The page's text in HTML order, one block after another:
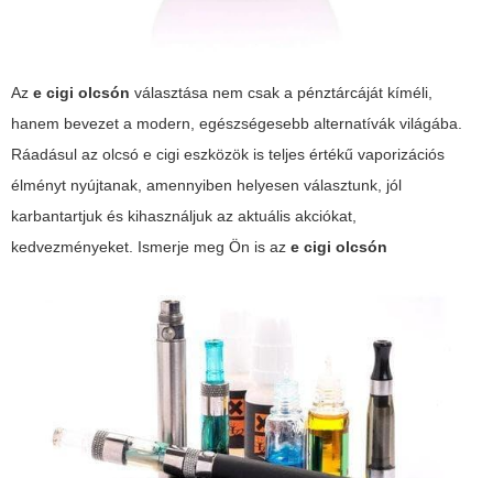
Az e cigi olcsón választása nem csak a pénztárcáját kíméli,
hanem bevezet a modern, egészségesebb alternatívák világába.
Ráadásul az olcsó e cigi eszközök is teljes értékű vaporizációs
élményt nyújtanak, amennyiben helyesen választunk, jól
karbantartjuk és kihasználjuk az aktuális akciókat,
kedvezményeket. Ismerje meg Ön is az e cigi olcsón